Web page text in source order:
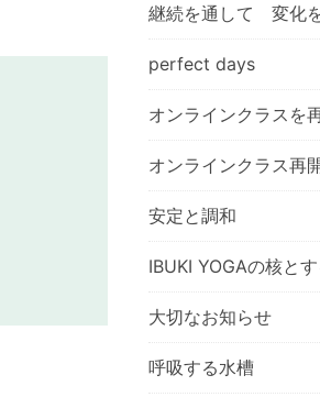
継続を通して 変化
perfect days
オンラインクラスを
オンラインクラス再
安定と調和
IBUKI YOGAの核と
大切なお知らせ
呼吸する水槽